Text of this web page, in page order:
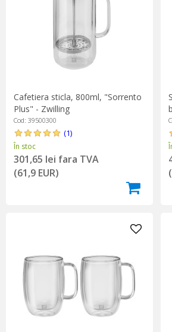
Cafetiera sticla, 800ml, "Sorrento
Plus" - Zwilling
Cod: 39500300
(1)
În stoc
301,65 lei fara TVA
(61,9 EUR)